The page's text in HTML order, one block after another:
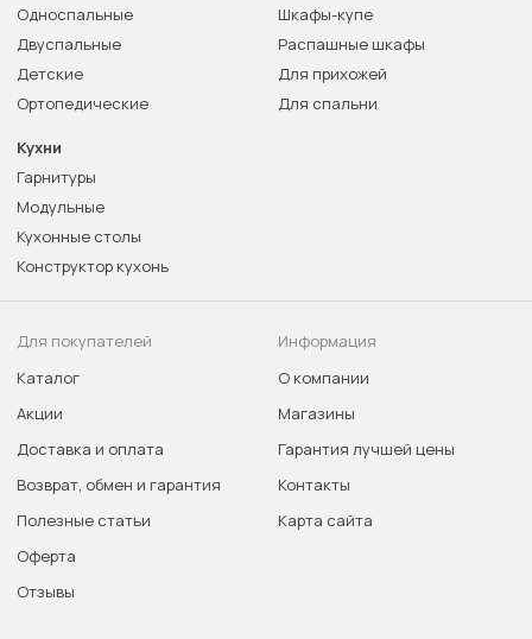
Односпальные
Двуспальные
Детские
Ортопедические
Шкафы-купе
Распашные шкафы
Для прихожей
Для спальни
Кухни
Гарнитуры
Модульные
Кухонные столы
Конструктор кухонь
Для покупателей
Каталог
Акции
Доставка и оплата
Возврат, обмен и гарантия
Полезные статьи
Оферта
Отзывы
Информация
О компании
Магазины
Гарантия лучшей цены
Контакты
Карта сайта